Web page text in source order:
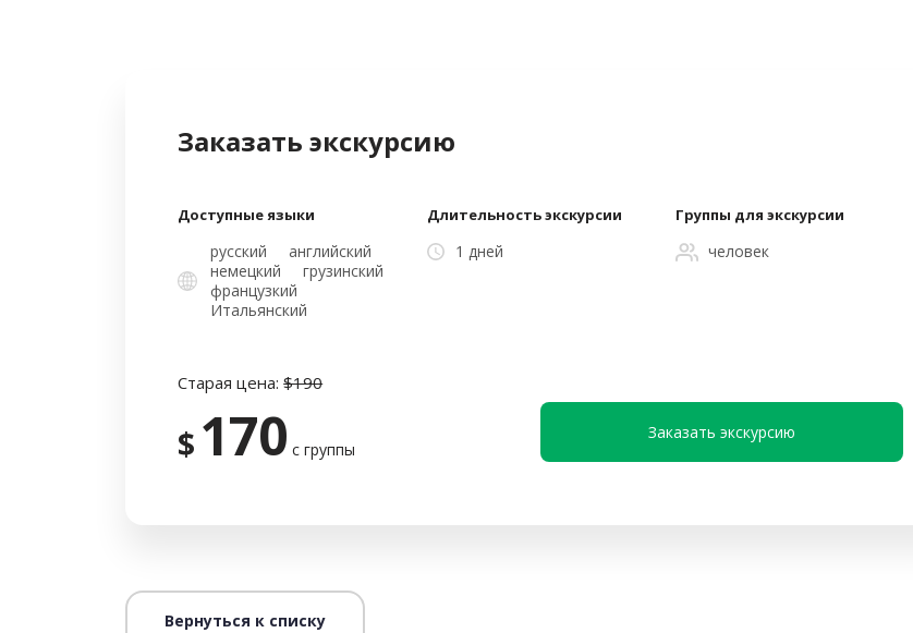
Заказать экскурсию
Доступные языки
русский
английский
немецкий
грузинский
французкий
Итальянский
Длительность экскурсии
1 дней
Группы для экскурсии
человек
Старая цена:$190
$ 170 с группы
Заказать экскурсию
Вернуться к списку